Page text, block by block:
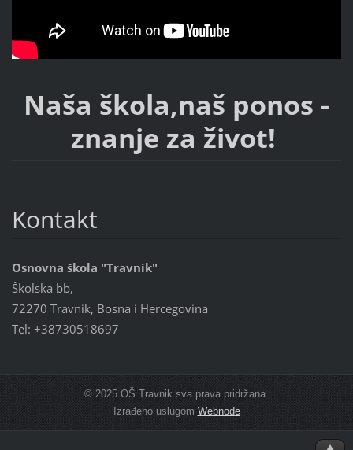
Naša škola,naš ponos -
znanje za život!
Kontakt
Osnovna škola "Travnik"
Školska bb,
72270 Travnik, Bosna i Hercegovina
Tel: +38730518697
© 2025 OŠ Travnik sva prava pridržana.
Izrađeno uslugom Webnode